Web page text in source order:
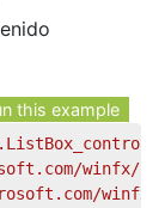
this example
winfx/
winfx/